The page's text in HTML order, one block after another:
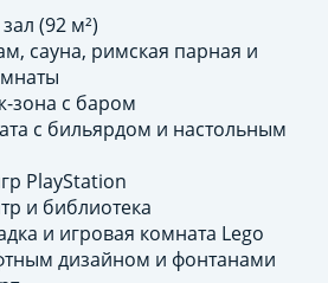
(92 м²)
сауна, римская парная и
зона с баром
с бильярдом и настольным
PlayStation
и библиотека
и игровая комната Lego
дизайном и фонтанами